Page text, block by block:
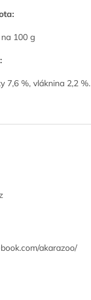
100 g
7,6 %, vláknina 2,2 %.
akarazoo/